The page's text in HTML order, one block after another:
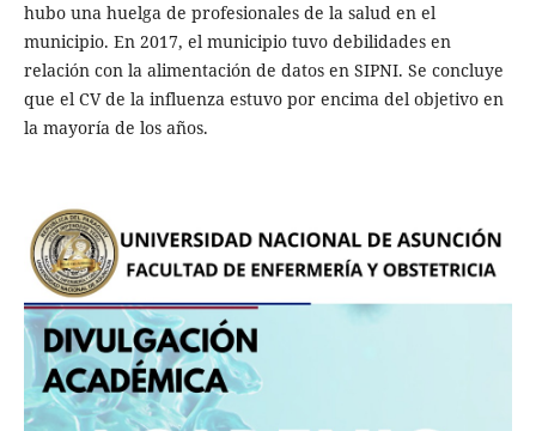
hubo una huelga de profesionales de la salud en el
municipio. En 2017, el municipio tuvo debilidades en
relación con la alimentación de datos en SIPNI. Se concluye
que el CV de la influenza estuvo por encima del objetivo en
la mayoría de los años.